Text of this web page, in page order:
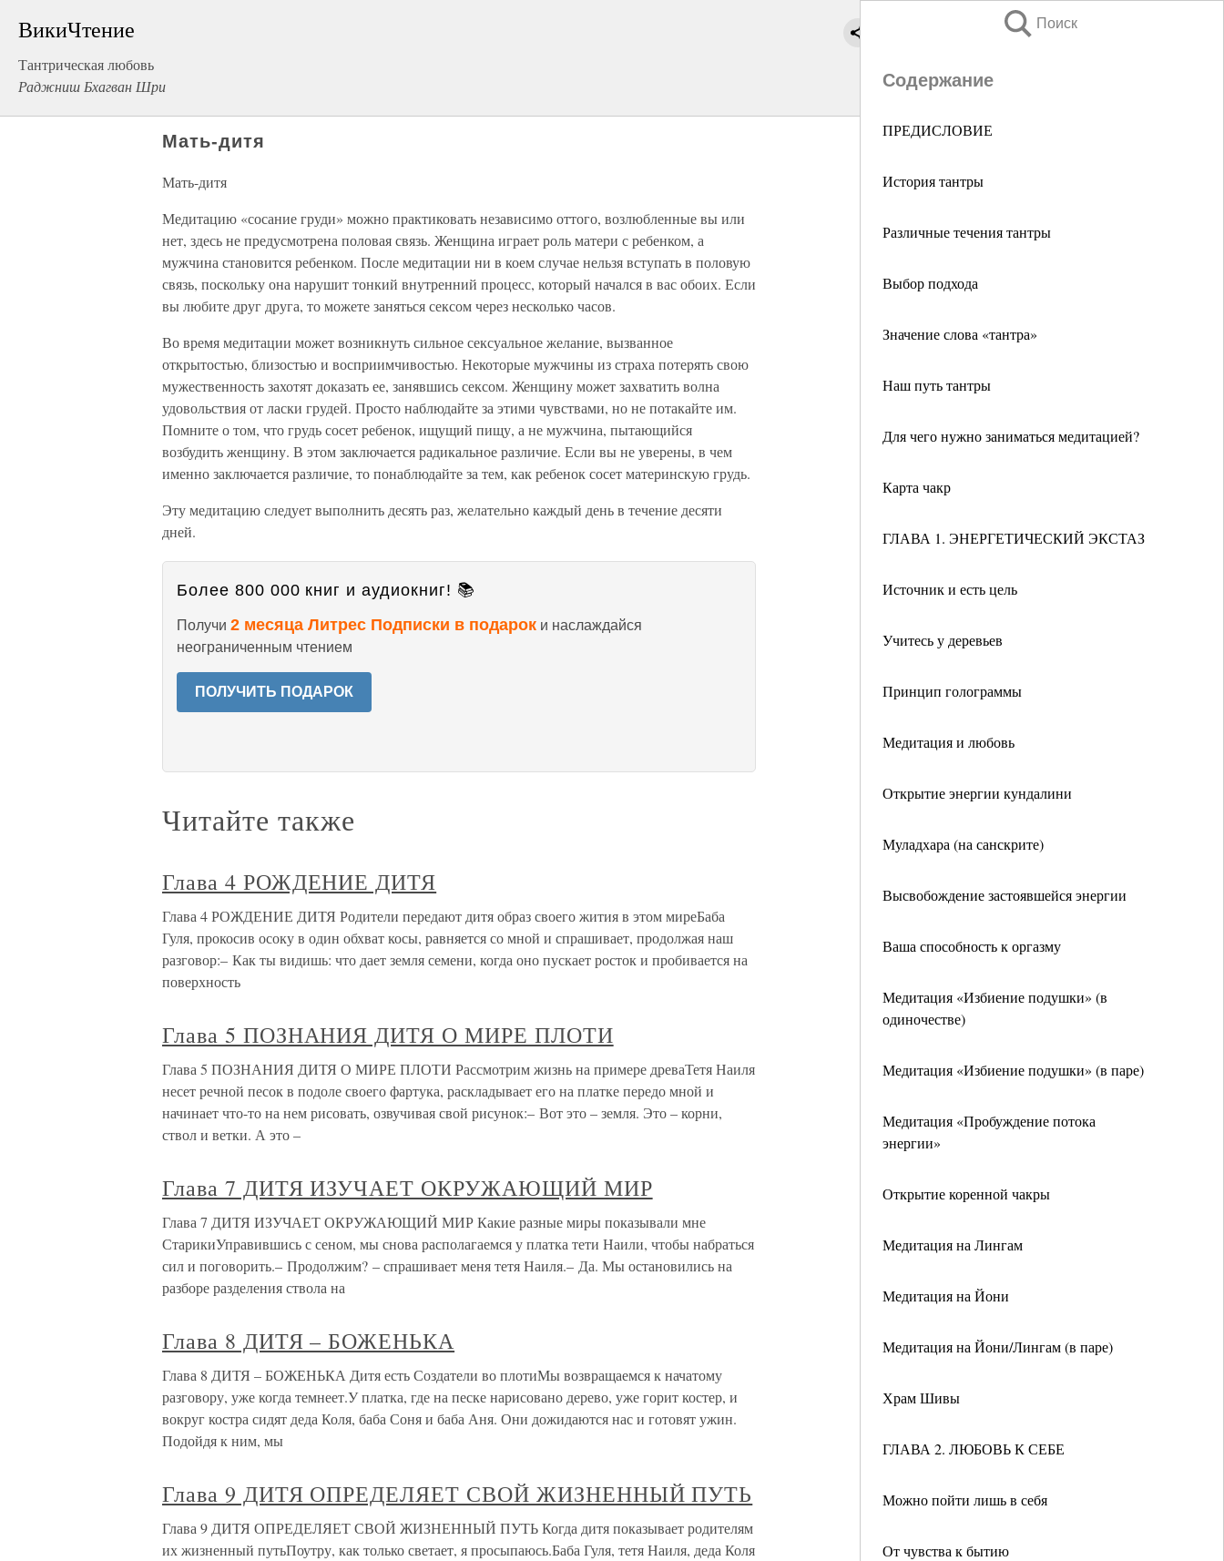
ВикиЧтение
Тантрическая любовь
Раджниш Бхагван Шри
Поиск
Содержание
ПРЕДИСЛОВИЕ
История тантры
Различные течения тантры
Выбор подхода
Значение слова «тантра»
Наш путь тантры
Для чего нужно заниматься медитацией?
Карта чакр
ГЛАВА 1. ЭНЕРГЕТИЧЕСКИЙ ЭКСТАЗ
Источник и есть цель
Учитесь у деревьев
Принцип голограммы
Медитация и любовь
Открытие энергии кундалини
Муладхара (на санскрите)
Высвобождение застоявшейся энергии
Ваша способность к оргазму
Медитация «Избиение подушки» (в
одиночестве)
Медитация «Избиение подушки» (в паре)
Медитация «Пробуждение потока
энергии»
Открытие коренной чакры
Медитация на Лингам
Медитация на Йони
Медитация на Йони/Лингам (в паре)
Храм Шивы
ГЛАВА 2. ЛЮБОВЬ К СЕБЕ
Можно пойти лишь в себя
От чувства к бытию
Мать-дитя
Мать-дитя
Медитацию «сосание груди» можно практиковать независимо оттого, возлюбленные вы или
нет, здесь не предусмотрена половая связь. Женщина играет роль матери с ребенком, а
мужчина становится ребенком. После медитации ни в коем случае нельзя вступать в половую
связь, поскольку она нарушит тонкий внутренний процесс, который начался в вас обоих. Если
вы любите друг друга, то можете заняться сексом через несколько часов.
Во время медитации может возникнуть сильное сексуальное желание, вызванное
открытостью, близостью и восприимчивостью. Некоторые мужчины из страха потерять свою
мужественность захотят доказать ее, занявшись сексом. Женщину может захватить волна
удовольствия от ласки грудей. Просто наблюдайте за этими чувствами, но не потакайте им.
Помните о том, что грудь сосет ребенок, ищущий пищу, а не мужчина, пытающийся
возбудить женщину. В этом заключается радикальное различие. Если вы не уверены, в чем
именно заключается различие, то понаблюдайте за тем, как ребенок сосет материнскую грудь.
Эту медитацию следует выполнить десять раз, желательно каждый день в течение десяти
дней.
Более 800 000 книг и аудиокниг! 📚
Получи 2 месяца Литрес Подписки в подарок и наслаждайся
неограниченным чтением
ПОЛУЧИТЬ ПОДАРОК
Читайте также
Глава 4 РОЖДЕНИЕ ДИТЯ
Глава 4 РОЖДЕНИЕ ДИТЯ Родители передают дитя образ своего жития в этом миреБаба
Гуля, прокосив осоку в один обхват косы, равняется со мной и спрашивает, продолжая наш
разговор:– Как ты видишь: что дает земля семени, когда оно пускает росток и пробивается на
поверхность
Глава 5 ПОЗНАНИЯ ДИТЯ О МИРЕ ПЛОТИ
Глава 5 ПОЗНАНИЯ ДИТЯ О МИРЕ ПЛОТИ Рассмотрим жизнь на примере древаТетя Наиля
несет речной песок в подоле своего фартука, раскладывает его на платке передо мной и
начинает что-то на нем рисовать, озвучивая свой рисунок:– Вот это – земля. Это – корни,
ствол и ветки. А это –
Глава 7 ДИТЯ ИЗУЧАЕТ ОКРУЖАЮЩИЙ МИР
Глава 7 ДИТЯ ИЗУЧАЕТ ОКРУЖАЮЩИЙ МИР Какие разные миры показывали мне
СтарикиУправившись с сеном, мы снова располагаемся у платка тети Наили, чтобы набраться
сил и поговорить.– Продолжим? – спрашивает меня тетя Наиля.– Да. Мы остановились на
разборе разделения ствола на
Глава 8 ДИТЯ – БОЖЕНЬКА
Глава 8 ДИТЯ – БОЖЕНЬКА Дитя есть Создатели во плотиМы возвращаемся к начатому
разговору, уже когда темнеет.У платка, где на песке нарисовано дерево, уже горит костер, и
вокруг костра сидят деда Коля, баба Соня и баба Аня. Они дожидаются нас и готовят ужин.
Подойдя к ним, мы
Глава 9 ДИТЯ ОПРЕДЕЛЯЕТ СВОЙ ЖИЗНЕННЫЙ ПУТЬ
Глава 9 ДИТЯ ОПРЕДЕЛЯЕТ СВОЙ ЖИЗНЕННЫЙ ПУТЬ Когда дитя показывает родителям
их жизненный путьПоутру, как только светает, я просыпаюсь.Баба Гуля, тетя Наиля, деда Коля